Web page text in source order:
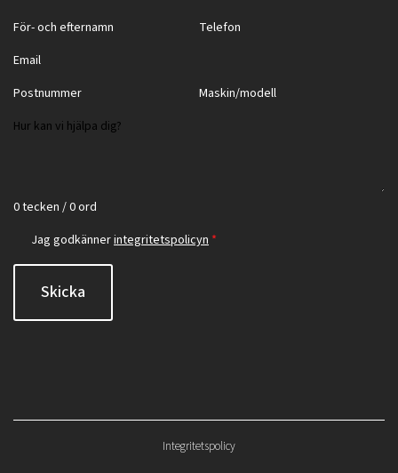
0 tecken / 0 ord
Jag godkännerintegritetspolicyn *
Skicka
Integritetspolicy